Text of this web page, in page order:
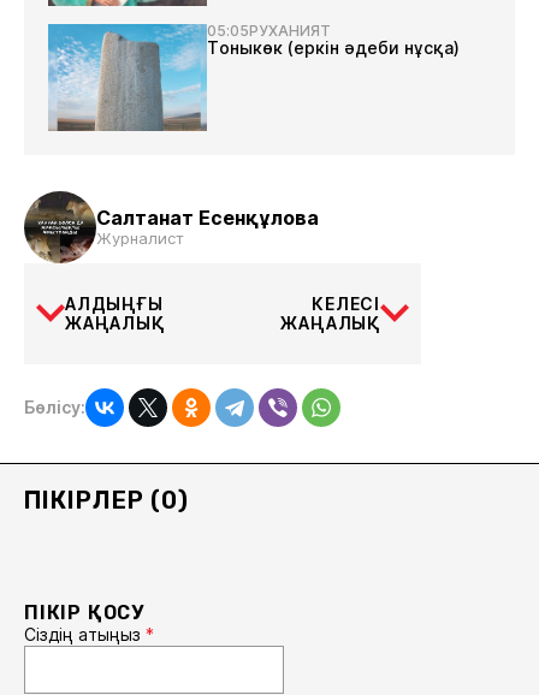
05:05РУХАНИЯТ
Тоныкөк (еркін әдеби нұсқа)
Салтанат Есенқұлова
Журналист
АЛДЫҢҒЫ
ЖАҢАЛЫҚ
КЕЛЕСІ
ЖАҢАЛЫҚ
Бөлісу:
ПІКІРЛЕР (0)
ПІКІР ҚОСУ
Сіздің атыңыз *